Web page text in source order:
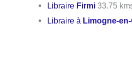
Libraire Firmi 33.75
Libraire à Limogne-